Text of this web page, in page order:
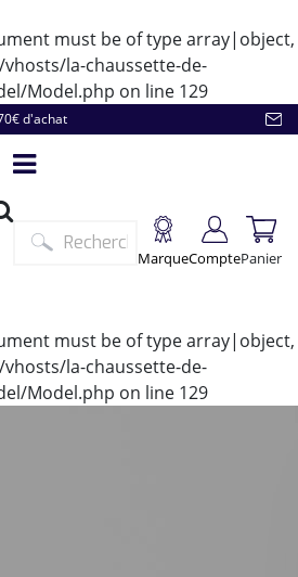
must be of type array|object,
la-chaussette-de-
Model.php on line 129
d'achat
MarqueComptePanier
must be of type array|object,
la-chaussette-de-
Model.php on line 129